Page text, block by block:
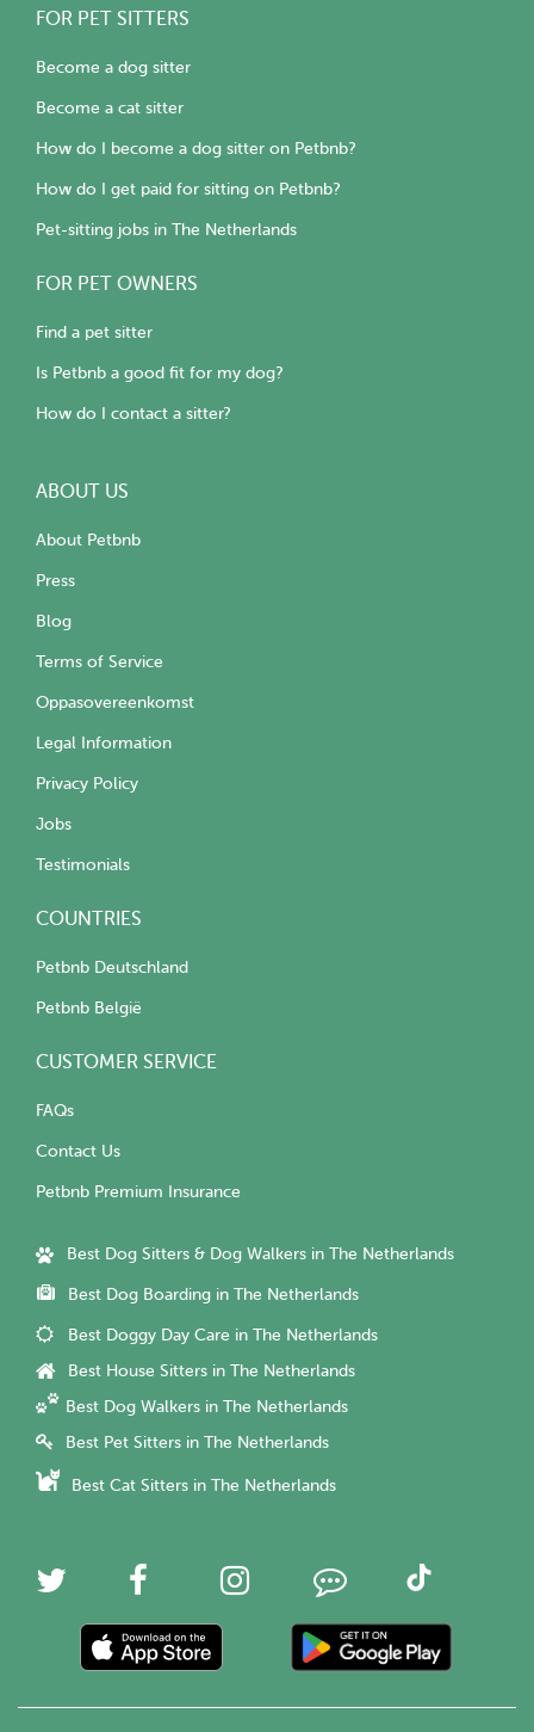
FOR PET SITTERS
Become a dog sitter
Become a cat sitter
How do I become a dog sitter on Petbnb?
How do I get paid for sitting on Petbnb?
Pet-sitting jobs in The Netherlands
FOR PET OWNERS
Find a pet sitter
Is Petbnb a good fit for my dog?
How do I contact a sitter?
ABOUT US
About Petbnb
Press
Blog
Terms of Service
Oppasovereenkomst
Legal Information
Privacy Policy
Jobs
Testimonials
COUNTRIES
Petbnb Deutschland
Petbnb België
CUSTOMER SERVICE
FAQs
Contact Us
Petbnb Premium Insurance
Best Dog Sitters & Dog Walkers in The Netherlands
Best Dog Boarding in The Netherlands
Best Doggy Day Care in The Netherlands
Best House Sitters in The Netherlands
Best Dog Walkers in The Netherlands
Best Pet Sitters in The Netherlands
Best Cat Sitters in The Netherlands